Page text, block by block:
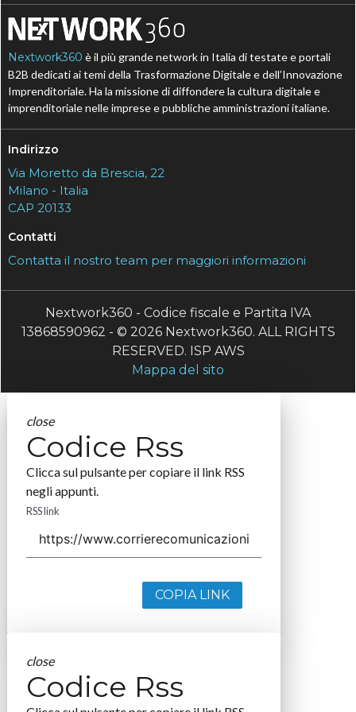
Nextwork360 è il più grande network in Italia di testate e portali
B2B dedicati ai temi della Trasformazione Digitale e dell’Innovazione
Imprenditoriale. Ha la missione di diffondere la cultura digitale e
imprenditoriale nelle imprese e pubbliche amministrazioni italiane.
Indirizzo
Via Moretto da Brescia, 22
Milano - Italia
CAP 20133
Contatti
Contatta il nostro team per maggiori informazioni
Nextwork360 - Codice fiscale e Partita IVA
13868590962 - © 2026 Nextwork360. ALL RIGHTS
RESERVED. ISP AWS
Mappa del sito
close
Codice Rss
Clicca sul pulsante per copiare il link RSS
negli appunti.
RSS link
COPIA LINK
close
Codice Rss